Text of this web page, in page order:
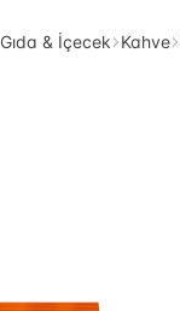
Gıda & İçecek Kahve